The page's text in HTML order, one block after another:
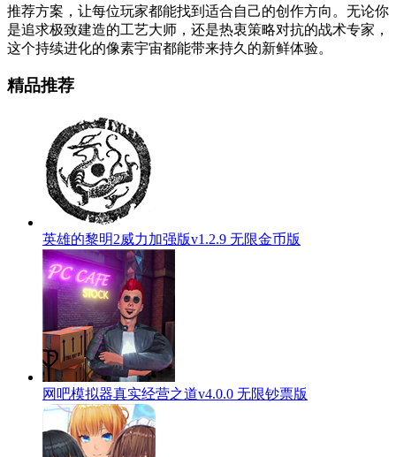
推荐方案，让每位玩家都能找到适合自己的创作方向。无论你
是追求极致建造的工艺大师，还是热衷策略对抗的战术专家，
这个持续进化的像素宇宙都能带来持久的新鲜体验。
精品推荐
英雄的黎明2威力加强版v1.2.9 无限金币版
网吧模拟器真实经营之道v4.0.0 无限钞票版